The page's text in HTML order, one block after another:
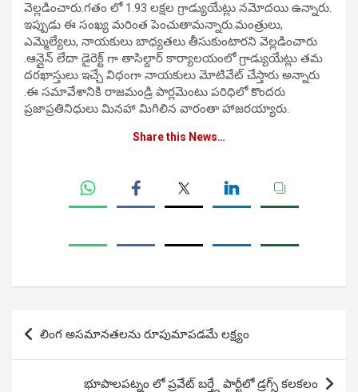
వెల్లడించారు.గతం లో 1.93 లక్షల గ్రాడ్యుయేట్లు నమోదయి ఉన్నారు.
ఇప్పుడు ఈ సంఖ్య మరింత పెంచుతామన్నారు.మంత్రులు,
ఎమ్మెల్యేలు, నాయకులు బాధ్యతలు తీసుకుంటారని వెల్లడించారు
.ఆన్లైన్ లేదా డైరెక్ట్ గా తాసిల్దార్ కార్యాలయంలో గ్రాడ్యుయేట్లు తమ
దరఖాస్తులు ఇచ్చే విధంగా నాయకులు మోటివేట్ చేస్తారు అన్నారు
.ఈ సమావేశానికి రాజమండ్రి పార్లమెంటు పరిధిలో కొందరు
ప్రజాప్రతినిధులు మినహా మిగిలిన వారంతా హాజరయ్యారు.
Share this News…
Post
navigation
లింగ అసమానతలను రూపుమాపడమే లక్ష్యం
భూపాలపట్నం లో ప్రవేట్ బర్త్డే పార్టీలో డ్రగ్స్ కలకలం